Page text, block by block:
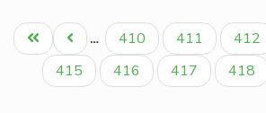
Pagination
Unua
paĝo
Antaŭa
paĝo
… Paĝo
410 Paĝo
411 Paĝo
412
Paĝo
415 Paĝo
416 Paĝo
417 Paĝo
418